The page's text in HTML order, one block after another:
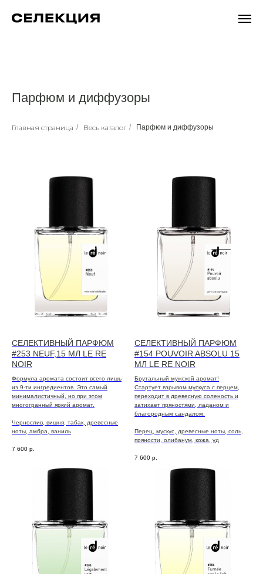
Парфюм и диффузоры
Главная страница / Весь каталог / Парфюм и диффузоры
СЕЛЕКТИВНЫЙ ПАРФЮМ
#253 NEUF,15 МЛ LE RE
NOIR
Формула аромата состоит всего лишь
из 9-ти ингредиентов. Это самый
минималистичный, но при этом
многогранный яркий аромат.
Чернослив, вишня, табак, древесные
ноты, амбра, ваниль
7 600 р.
СЕЛЕКТИВНЫЙ ПАРФЮМ
#154 POUVOIR ABSOLU 15
МЛ LE RE NOIR
Брутальный мужской аромат!
Стартует взрывом мускуса с перцем,
переходит в древесную соленость и
затихает пряностями, ладаном и
благородным сандалом.
Перец, мускус, древесные ноты, соль,
пряности, олибанум, кожа, уд
7 600 р.